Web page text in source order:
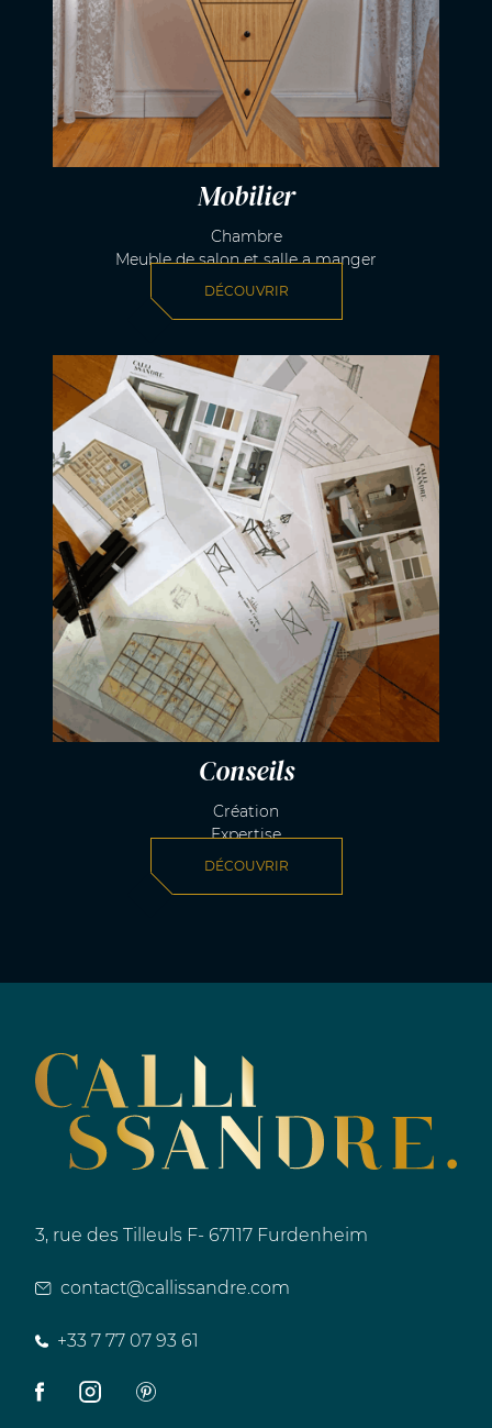
Mobilier
Chambre
Meuble de salon et salle a manger
DÉCOUVRIR
Conseils
Création
Expertise
DÉCOUVRIR
3, rue des Tilleuls F- 67117 Furdenheim
contact@callissandre.com
+33 7 77 07 93 61